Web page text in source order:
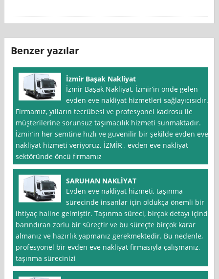
Benzer yazılar
İzmir Başak Nakliyat
İzmir Başak Nakliyat, İzmir’in önde gelen
evden eve nakliyat hizmetleri sağlayıcısıdır.
Firmamız, yılların tecrübesi ve profesyonel kadrosu ile
müşterilerine sorunsuz taşımacılık hizmeti sunmaktadır.
İzmir’in her semtine hızlı ve güvenilir bir şekilde evden eve
nakliyat hizmeti veriyoruz. İZMİR , evden eve nakliyat
sektöründe öncü firmamız
SARUHAN NAKLİYAT
Evden eve nakliyat hizmeti, taşınma
sürecinde insanlar için oldukça önemli bir
ihtiyaç haline gelmiştir. Taşınma süreci, birçok detayı içinde
barındıran zorlu bir süreçtir ve bu süreçte birçok karar
almanız ve hazırlık yapmanız gerekmektedir. Bu nedenle,
profesyonel bir evden eve nakliyat firmasıyla çalışmanız,
taşınma sürecinizi